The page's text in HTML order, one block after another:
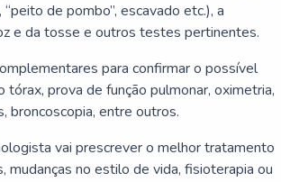
de pombo”, escavado etc.), a
e da tosse e outros testes pertinentes.
para confirmar o possível
prova de função pulmonar, oximetria,
broncoscopia, entre outros.
vai prescrever o melhor tratamento
mudanças no estilo de vida, fisioterapia ou